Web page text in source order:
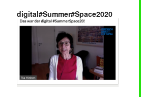
digital#Summer#Space2020